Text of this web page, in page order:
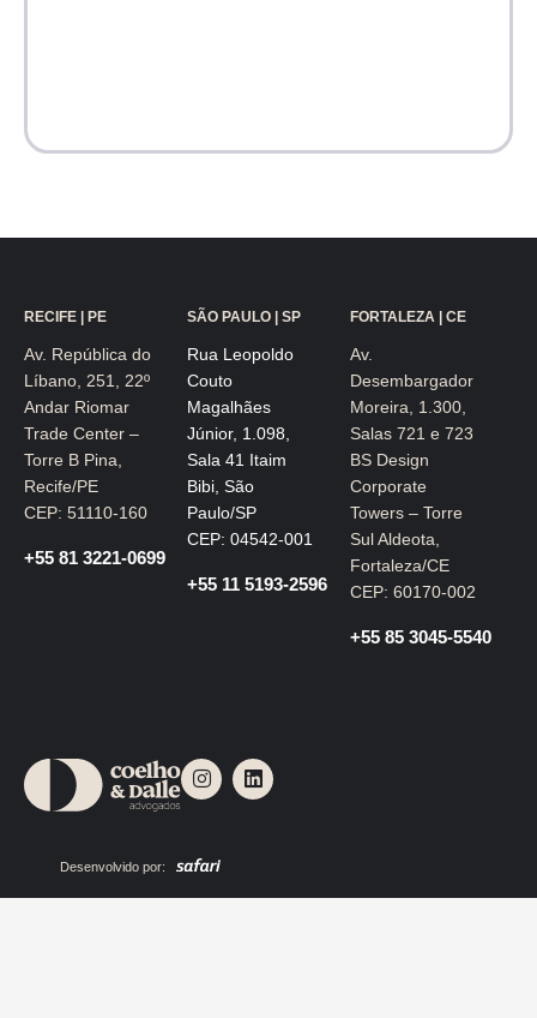
RECIFE | PE
Av. República do
Líbano, 251, 22º
Andar Riomar
Trade Center –
Torre B Pina,
Recife/PE
CEP: 51110-160
+55 81 3221-0699
SÃO PAULO | SP
Rua Leopoldo
Couto
Magalhães
Júnior, 1.098,
Sala 41 Itaim
Bibi, São
Paulo/SP
CEP: 04542-001
+55 11 5193-2596
FORTALEZA | CE
Av.
Desembargador
Moreira, 1.300,
Salas 721 e 723
BS Design
Corporate
Towers – Torre
Sul Aldeota,
Fortaleza/CE
CEP: 60170-002
+55 85 3045-5540
I
n
s
g
L
i
n
Desenvolvido por: